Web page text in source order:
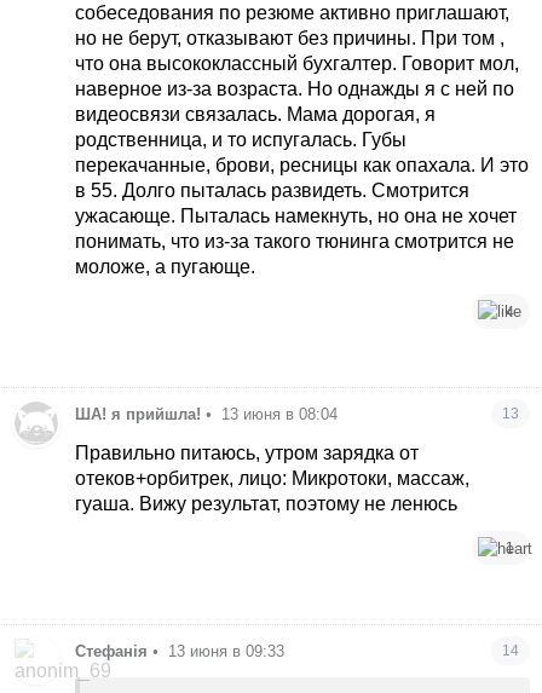
собеседования по резюме активно приглашают,
но не берут, отказывают без причины. При том ,
что она высококлассный бухгалтер. Говорит мол,
наверное из-за возраста. Но однажды я с ней по
видеосвязи связалась. Мама дорогая, я
родственница, и то испугалась. Губы
перекачанные, брови, ресницы как опахала. И это
в 55. Долго пыталась развидеть. Смотрится
ужасающе. Пыталась намекнуть, но она не хочет
понимать, что из-за такого тюнинга смотрится не
моложе, а пугающе.
4
ША! я прийшла! • 13 июня в 08:04 13
Правильно питаюсь, утром зарядка от
отеков+орбитрек, лицо: Микротоки, массаж,
гуаша. Вижу результат, поэтому не ленюсь
1
Стефанія • 13 июня в 09:33 14